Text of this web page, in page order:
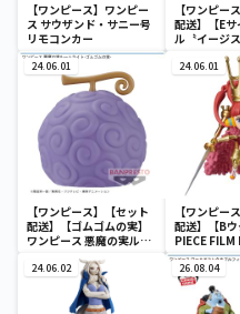
【ワンピース】ワンピー
ス サウザンド・サニー号
リモコンカー
【ワンピー
配送】【E
ル〝イージ
ンピース ワ
タブルフィ
鬼ヶ島編7-
24.06.01
【ワンピース】【セット
配送】【ゴムゴムの実】
ワンピース 悪魔の実ルー
ムライト-ゴムゴムの実-
24.06.01
【ワンピー
配送】【B
PIECE FILM
ルドコレク
ュア-UTA
24.06.02 26.08.04